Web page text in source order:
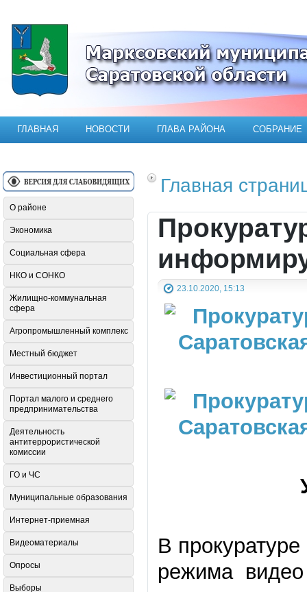
Официальный сайт Марксовского
ГЛАВНАЯ НОВОСТИ ГЛАВА РАЙОНА СОБРАНИЕ
Главная
23.10.2020, 15:13
В
режима видео
О районе
Экономика
Социальная сфера
НКО и СОНКО
Жилищно-коммунальная
сфера
Агропромышленный комплекс
Местный бюджет
Инвестиционный портал
Портал малого и среднего
предпринимательства
Деятельность
антитеррористической
комиссии
ГО и ЧС
Муниципальные образования
Интернет-приемная
Видеоматериалы
Опросы
Выборы